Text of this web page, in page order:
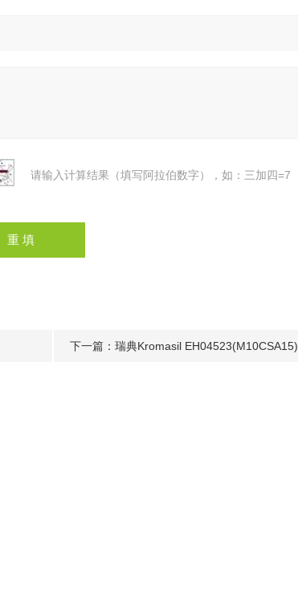
请输入计算结果（填写阿拉伯数字），如：三加四=7
下一篇： 瑞典Kromasil EH04523(M10CSA15)